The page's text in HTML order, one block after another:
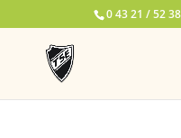
0 43 21 / 52